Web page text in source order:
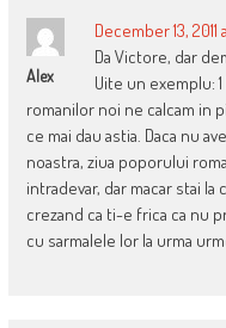
Alex
December 13, 2011
Da Victore, dar
Uite un exemplu:
romanilor noi ne calcam in
ce mai dau astia. Daca nu
noastra, ziua poporului
intradevar, dar macar stai
crezand ca ti-e frica ca nu
cu sarmalele lor la urma